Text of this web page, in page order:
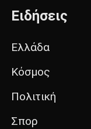
Ειδήσεις
Ελλάδα
Κόσμος
Πολιτική
Σπορ